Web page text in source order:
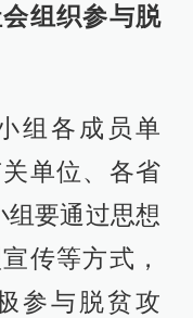
组织参与脱
组各成员单
单位、各省
组要通过思想
传等方式，
参与脱贫攻